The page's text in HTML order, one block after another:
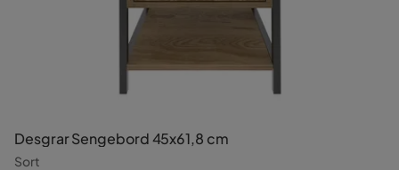
Desgrar Sengebord 45x61,8 cm
Sort